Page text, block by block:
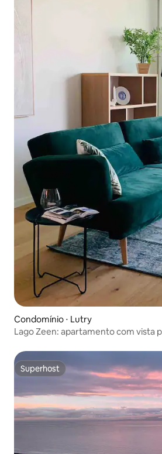
Condomínio ⋅ Lutry
Lago Zeen: apartamento com vista
Superhost
Superhost